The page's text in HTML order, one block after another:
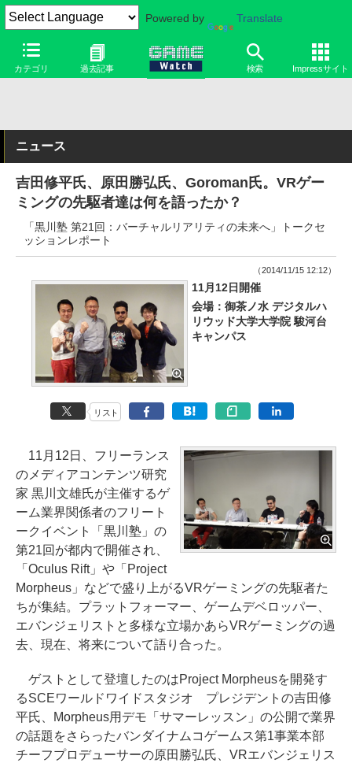
Powered by Translate
カテゴリ 過去記事 検索 Impressサイト
ニュース
吉田修平氏、原田勝弘氏、Goroman氏。VRゲー
ミングの先駆者達は何を語ったか？
「黒川塾 第21回：バーチャルリアリティの未来へ」トークセ
ッションレポート
（2014/11/15 12:12）
11月12日開催
会場：御茶ノ水 デジタルハ
リウッド大学大学院 駿河台
キャンパス
リスト
11月12日、フリーランス
のメディアコンテンツ研究
家 黒川文雄氏が主催するゲ
ーム業界関係者のフリート
ークイベント「黒川塾」の
第21回が都内で開催され、
「Oculus Rift」や「Project
Morpheus」などで盛り上がるVRゲーミングの先駆者た
ちが集結。プラットフォーマー、ゲームデベロッパー、
エバンジェリストと多様な立場かあらVRゲーミングの過
去、現在、将来について語り合った。
ゲストとして登壇したのはProject Morpheusを開発す
るSCEワールドワイドスタジオ プレジデントの吉田修
平氏、Morpheus用デモ「サマーレッスン」の公開で業界
の話題をさらったバンダイナムコゲームス第1事業本部
チーフプロデューサーの原田勝弘氏、VRエバンジェリス